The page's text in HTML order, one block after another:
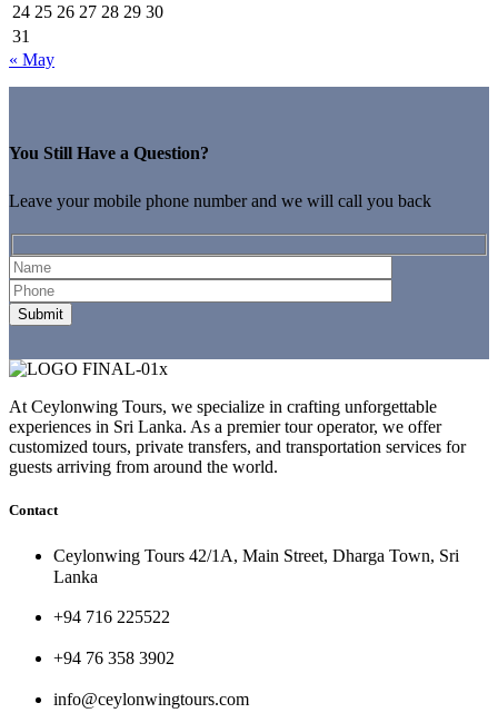
24 25 26 27 28 29 30
31
« May
You Still Have a Question?
Leave your mobile phone number and we will call you back
At Ceylonwing Tours, we specialize in crafting unforgettable
experiences in Sri Lanka. As a premier tour operator, we offer
customized tours, private transfers, and transportation services for
guests arriving from around the world.
Contact
Ceylonwing Tours 42/1A, Main Street, Dharga Town, Sri
Lanka
+94 716 225522
+94 76 358 3902
info@ceylonwingtours.com